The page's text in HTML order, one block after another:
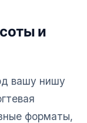
и
вашу нишу
форматы,